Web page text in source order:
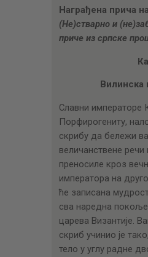
ЗАБОРАВА
АУТОРИ
АКТУЕЛНОСТИ
ЦЕНОВНИК
ПИСМО
Награђена прича
(Не)стварно и
приче из српске
Вилинска
Славни императоре
Порфирогениту,
скрибу да бележи
величанствене
преносиле кроз
императора на
ће записана
сва наредна
царева Византије.
скриб учинио је
тело у углу радне